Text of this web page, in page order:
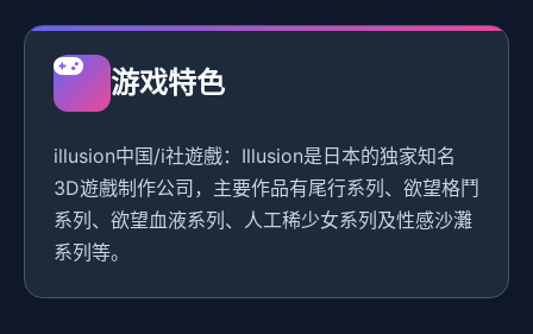
游戏特色
illusion中国/i社遊戲：Illusion是日本的独家知名
3D遊戲制作公司，主要作品有尾行系列、欲望格鬥
系列、欲望血液系列、人工稀少女系列及性感沙灘
系列等。